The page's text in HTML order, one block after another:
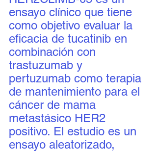
ensayo clínico que tiene
como objetivo evaluar la
eficacia de tucatinib en
combinación con
trastuzumab y
pertuzumab como terapia
de mantenimiento para el
cáncer de mama
metastásico HER2
positivo. El estudio es un
ensayo aleatorizado,